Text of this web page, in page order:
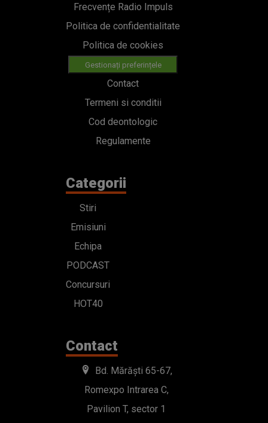
Frecvențe Radio Impuls
Politica de confidentialitate
Politica de cookies
Gestionați preferințele
Contact
Termeni si conditii
Cod deontologic
Regulamente
Categorii
Stiri
Emisiuni
Echipa
PODCAST
Concursuri
HOT40
Contact
Bd. Mărăști 65-67,
Romexpo Intrarea C,
Pavilion T, sector 1